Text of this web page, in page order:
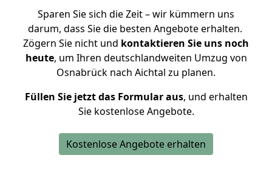
Sparen Sie sich die Zeit – wir kümmern uns
darum, dass Sie die besten Angebote erhalten.
Zögern Sie nicht und kontaktieren Sie uns noch
heute, um Ihren deutschlandweiten Umzug von
Osnabrück nach Aichtal zu planen.
Füllen Sie jetzt das Formular aus, und erhalten
Sie kostenlose Angebote.
Kostenlose Angebote erhalten